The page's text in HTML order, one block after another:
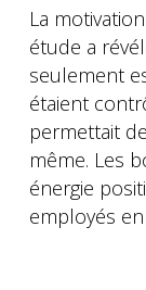
La
étude a
seulement
étaient
permettait
même. Les
énergie
employés